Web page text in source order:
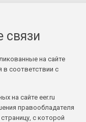
связи
на сайте
в соответствии с
на сайте eer.ru
правообладателя
с которой